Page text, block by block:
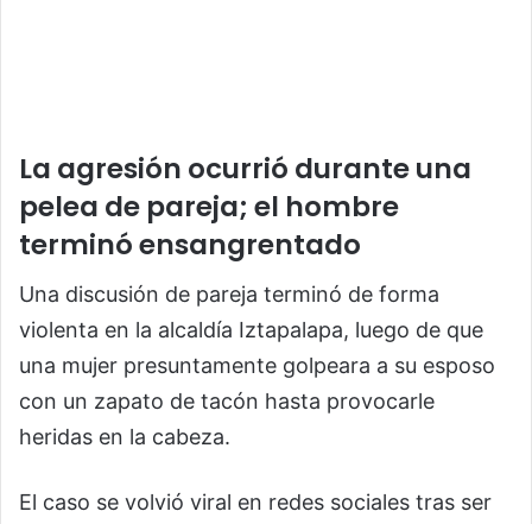
La agresión ocurrió durante una
pelea de pareja; el hombre
terminó ensangrentado
Una discusión de pareja terminó de forma
violenta en la alcaldía Iztapalapa, luego de que
una mujer presuntamente golpeara a su esposo
con un zapato de tacón hasta provocarle
heridas en la cabeza.
El caso se volvió viral en redes sociales tras ser